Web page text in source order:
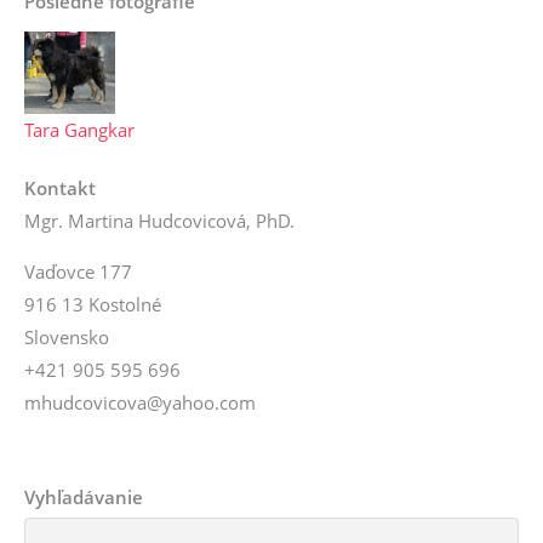
Tara Gangkar
Kontakt
Mgr. Martina Hudcovicová, PhD.
Vaďovce 177
916 13 Kostolné
Slovensko
+421 905 595 696
mhudcovicova@yahoo.com
Vyhľadávanie